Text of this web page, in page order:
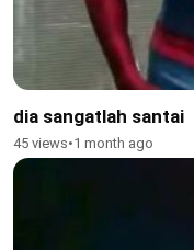
dia sangatlah santai
45 views•1 month ago